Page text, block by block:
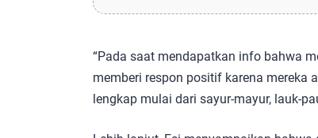
“Pada saat mendapatkan info bahwa
memberi respon positif karena mereka
lengkap mulai dari sayur-mayur, lauk-